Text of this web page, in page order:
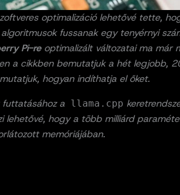
optimalizáció lehetővé tette,
fussanak egy tenyérnyi
Pi-reoptimalizált változatai ma már
a cikkben bemutatjuk a hét legjobb,
hogyan indíthatja el őket.
futtatásához a llama.cpp
lehetővé, hogy a több milliárd
memóriájában.